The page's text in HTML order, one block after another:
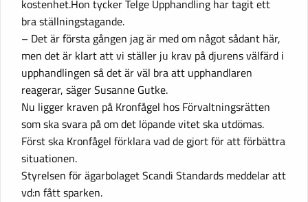
kostenhet.Hon tycker Telge Upphandling har tagit ett
bra ställningstagande.
– Det är första gången jag är med om något sådant här,
men det är klart att vi ställer ju krav på djurens välfärd i
upphandlingen så det är väl bra att upphandlaren
reagerar, säger Susanne Gutke.
Nu ligger kraven på Kronfågel hos Förvaltningsrätten
som ska svara på om det löpande vitet ska utdömas.
Först ska Kronfågel förklara vad de gjort för att förbättra
situationen.
Styrelsen för ägarbolaget Scandi Standards meddelar att
vd:n fått sparken.